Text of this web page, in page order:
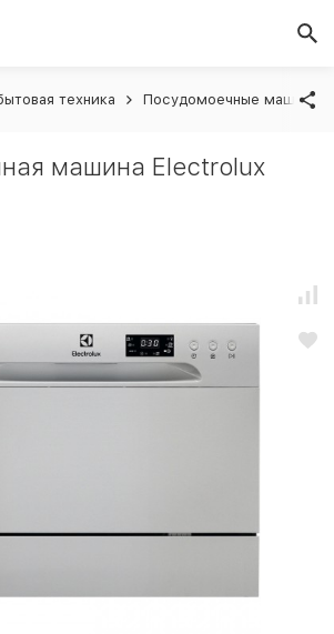
техника Посудомоечные машины
машина Electrolux